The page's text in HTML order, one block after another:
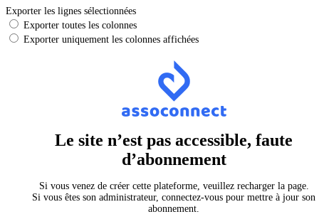
Exporter les lignes sélectionnées
Exporter toutes les colonnes
Exporter uniquement les colonnes affichées
Le site n’est pas accessible, faute
d’abonnement
Si vous venez de créer cette plateforme, veuillez recharger la page.
Si vous êtes son administrateur, connectez-vous pour mettre à jour son
abonnement.